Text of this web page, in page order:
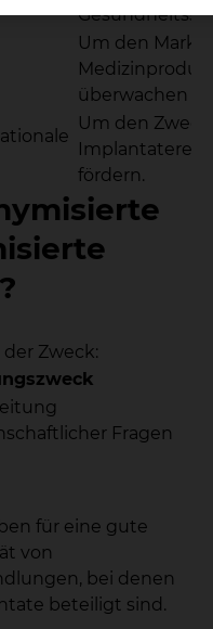
Um den Markt
überwachen
Um den
fördern.
Zweck:
Fragen
für eine gute
von
bei denen
beteiligt sind.